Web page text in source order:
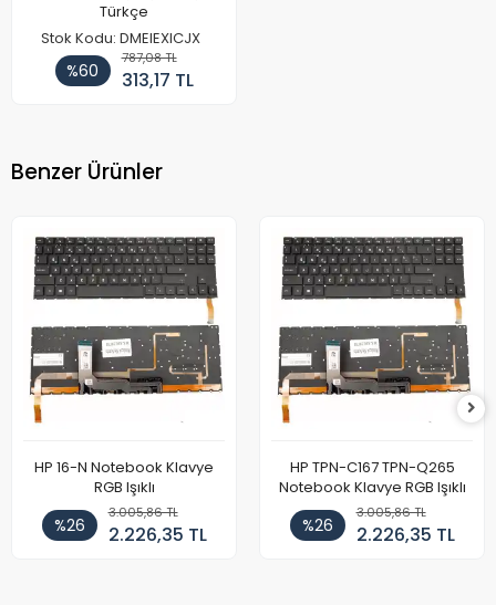
Türkçe
Stok Kodu: DMEIEXICJX
%60
787,08 TL
313,17 TL
Benzer Ürünler
HP 16-N Notebook Klavye
RGB Işıklı
%26
3.005,86 TL
2.226,35 TL
HP TPN-C167 TPN-Q265
Notebook Klavye RGB Işıklı
%26
3.005,86 TL
2.226,35 TL